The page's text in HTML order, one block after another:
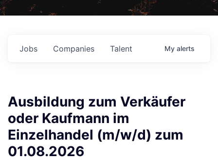
Jobs Companies Talent My alerts
Ausbildung zum Verkäufer
oder Kaufmann im
Einzelhandel (m/w/d) zum
01.08.2026